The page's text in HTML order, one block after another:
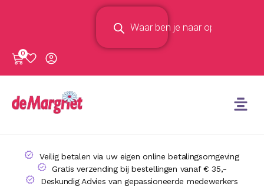
0
Veilig betalen via uw eigen online betalingsomgeving
Gratis verzending bij bestellingen vanaf € 35,-
Deskundig Advies van gepassioneerde medewerkers